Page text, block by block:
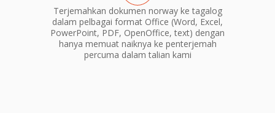
Terjemahkan dokumen norway ke tagalog
dalam pelbagai format Office (Word, Excel,
PowerPoint, PDF, OpenOffice, text) dengan
hanya memuat naiknya ke penterjemah
percuma dalam talian kami